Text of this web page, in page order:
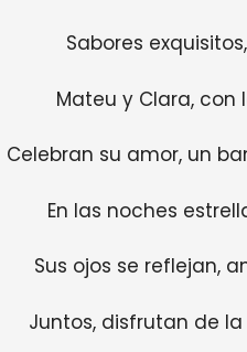
Sabores
Mateu y Clara,
Celebran su amor, un
En las noches
Sus ojos se reflejan,
Juntos, disfrutan de